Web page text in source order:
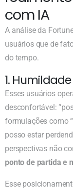
com IA
A análise da
usuários que de
do tempo.
1.
Esses usuários
desconfortável:
formulações como
posso estar
perspectivas não
ponto de partida e
Esse